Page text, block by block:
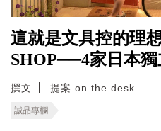
這就是文具控的理
SHOP──4家日本
撰文 提案 on the desk
誠品專欄